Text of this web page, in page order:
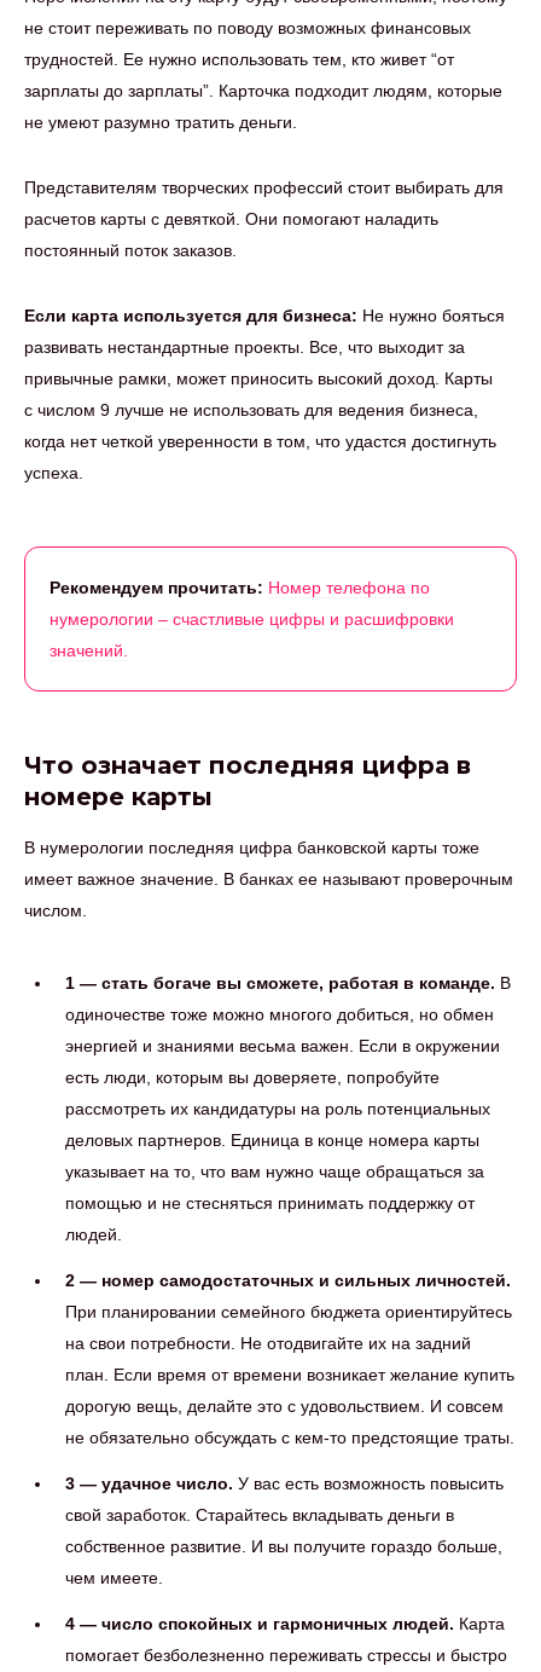
не стоит переживать по поводу возможных финансовых
трудностей. Ее нужно использовать тем, кто живет “от
зарплаты до зарплаты”. Карточка подходит людям, которые
не умеют разумно тратить деньги.
Представителям творческих профессий стоит выбирать для
расчетов карты с девяткой. Они помогают наладить
постоянный поток заказов.
Если карта используется для бизнеса: Не нужно бояться
развивать нестандартные проекты. Все, что выходит за
привычные рамки, может приносить высокий доход. Карты
с числом 9 лучше не использовать для ведения бизнеса,
когда нет четкой уверенности в том, что удастся достигнуть
успеха.
Рекомендуем прочитать: Номер телефона по
нумерологии – счастливые цифры и расшифровки
значений.
Что означает последняя цифра в
номере карты
В нумерологии последняя цифра банковской карты тоже
имеет важное значение. В банках ее называют проверочным
числом.
1 — стать богаче вы сможете, работая в команде. В
одиночестве тоже можно многого добиться, но обмен
энергией и знаниями весьма важен. Если в окружении
есть люди, которым вы доверяете, попробуйте
рассмотреть их кандидатуры на роль потенциальных
деловых партнеров. Единица в конце номера карты
указывает на то, что вам нужно чаще обращаться за
помощью и не стесняться принимать поддержку от
людей.
2 — номер самодостаточных и сильных личностей.
При планировании семейного бюджета ориентируйтесь
на свои потребности. Не отодвигайте их на задний
план. Если время от времени возникает желание купить
дорогую вещь, делайте это с удовольствием. И совсем
не обязательно обсуждать с кем-то предстоящие траты.
3 — удачное число. У вас есть возможность повысить
свой заработок. Старайтесь вкладывать деньги в
собственное развитие. И вы получите гораздо больше,
чем имеете.
4 — число спокойных и гармоничных людей. Карта
помогает безболезненно переживать стрессы и быстро